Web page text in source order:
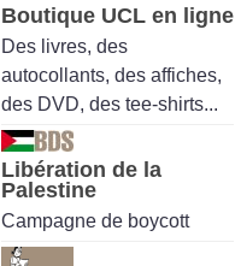
Boutique UCL en ligne
Des livres, des
autocollants, des affiches,
des DVD, des tee-shirts...
Libération de la
Palestine
Campagne de boycott